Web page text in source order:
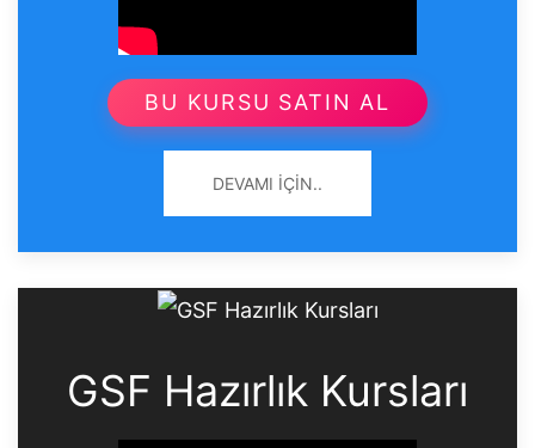
BU KURSU SATIN AL
DEVAMI İÇIN..
GSF Hazırlık Kursları